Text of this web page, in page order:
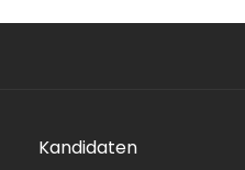
Kandidaten